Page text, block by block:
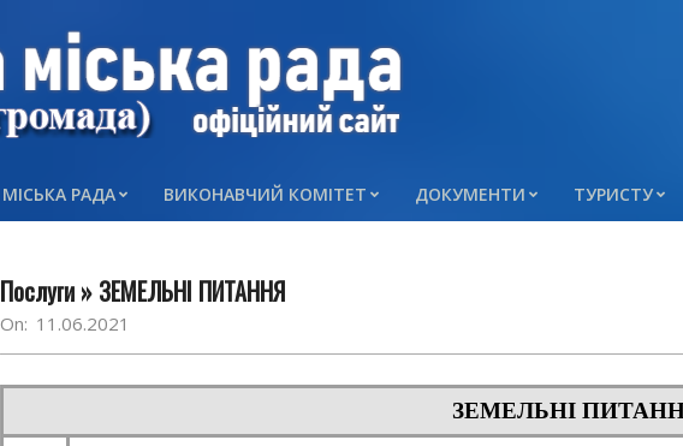
Primary
МІСЬКА РАДА ВИКОНАВЧИЙ КОМІТЕТ ДОКУМЕНТИ ТУРИСТУ
Послуги » ЗЕМЕЛЬНІ ПИТАННЯ
On: 11.06.2021
ЗЕМЕЛЬНІ